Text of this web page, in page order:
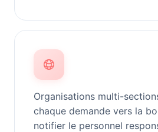
Organisations multi-
chaque demande vers la
notifier le personnel